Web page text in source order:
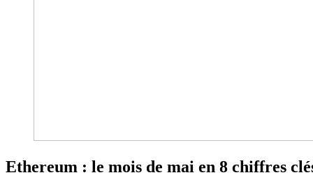
Ethereum : le mois de mai en 8 chiffres